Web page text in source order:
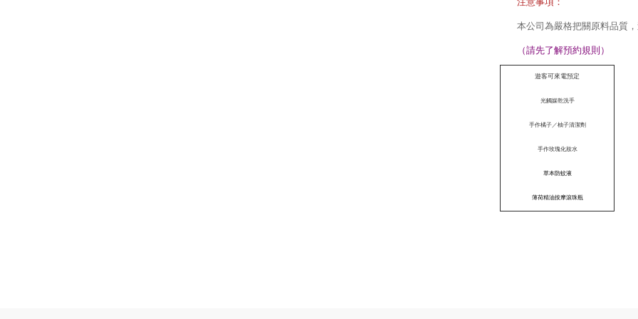
本公司為嚴格把關原料品質
（請先了解預約規則）
遊客可來電預定
光觸媒乾洗手
手作橘子／柚子清潔劑
手作玫瑰化妝水
草本防蚊液
薄荷精油按摩滾珠瓶